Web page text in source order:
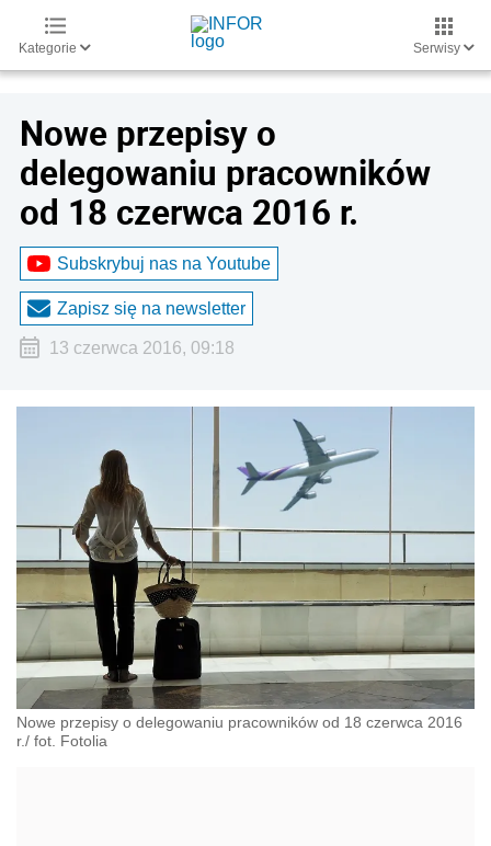
Kategorie Serwisy
Nowe przepisy o
delegowaniu pracowników
od 18 czerwca 2016 r.
Subskrybuj nas na Youtube
Zapisz się na newsletter
13 czerwca 2016, 09:18
Nowe przepisy o delegowaniu pracowników od 18 czerwca 2016
r./ fot. Fotolia